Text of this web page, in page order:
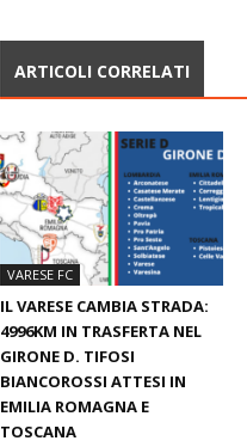
ARTICOLI CORRELATI
VARESE FC
IL VARESE CAMBIA STRADA:
4996KM IN TRASFERTA NEL
GIRONE D. TIFOSI
BIANCOROSSI ATTESI IN
EMILIA ROMAGNA E
TOSCANA